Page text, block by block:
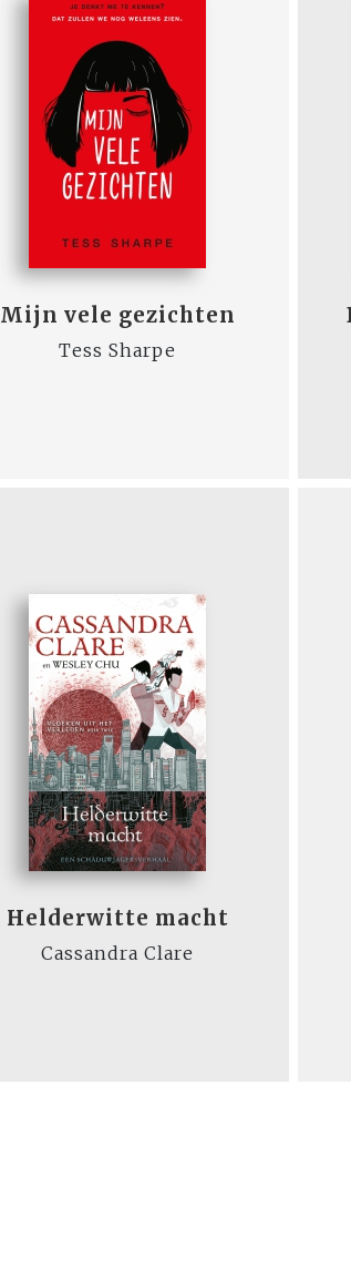
Mijn vele gezichten
Tess Sharpe
Helderwitte macht
Cassandra Clare